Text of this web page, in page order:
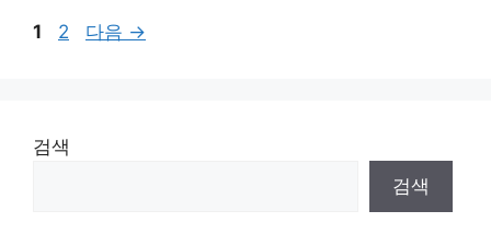
페
1
페
2 다음 →
검색
검색